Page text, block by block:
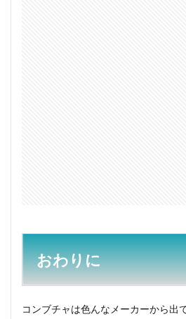
おわりに
コンブチャは色んなメーカーから出